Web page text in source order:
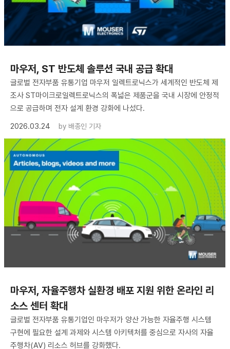
마우저, ST 반도체 솔루션 국내 공급 확대
글로벌 전자부품 유통기업 마우저 일렉트로닉스가 세계적인 반도체 제
조사 ST마이크로일렉트로닉스의 폭넓은 제품군을 국내 시장에 안정적
으로 공급하며 전자 설계 환경 강화에 나섰다.
2026.03.24
by 배종인 기자
마우저, 자율주행차 실환경 배포 지원 위한 온라인 리
소스 센터 확대
글로벌 전자부품 유통기업인 마우저가 양산 가능한 자율주행 시스템
구현에 필요한 설계 과제와 시스템 아키텍처를 중심으로 자사의 자율
주행차(AV) 리소스 허브를 강화했다.